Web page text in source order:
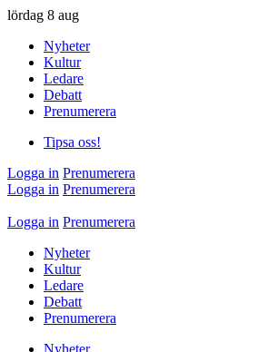
lördag 8 aug
Nyheter
Kultur
Ledare
Debatt
Prenumerera
Tipsa oss!
Logga in Prenumerera
Logga in Prenumerera
Logga in Prenumerera
Nyheter
Kultur
Ledare
Debatt
Prenumerera
Nyheter